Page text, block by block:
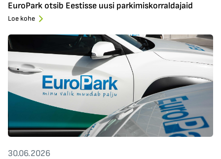
EuroPark otsib Eestisse uusi parkimiskorraldajaid
Loe kohe
30.06.2026